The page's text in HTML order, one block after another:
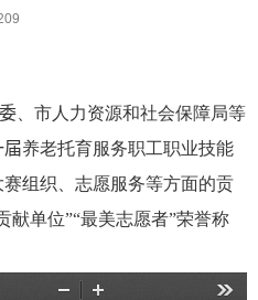
、市人力资源和社会保障局等
届养老托育服务职工职业技能
组织、志愿服务等方面的贡
献单位”“最美志愿者”荣誉称